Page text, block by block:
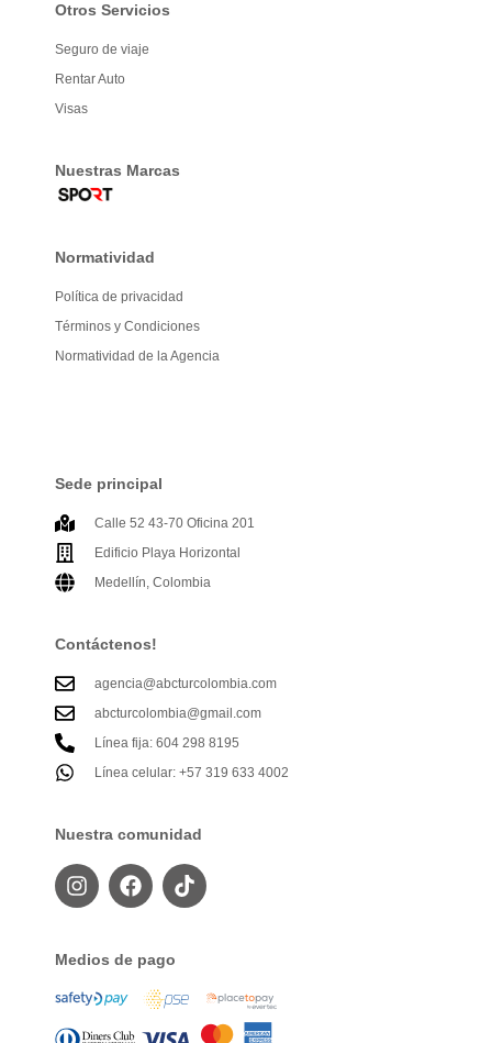
Otros Servicios
Seguro de viaje
Rentar Auto
Visas
Nuestras Marcas
Normatividad
Política de privacidad
Términos y Condiciones
Normatividad de la Agencia
Sede principal
Calle 52 43-70 Oficina 201
Edificio Playa Horizontal
Medellín, Colombia
Contáctenos!
agencia@abcturcolombia.com
abcturcolombia@gmail.com
Línea fija: 604 298 8195
Línea celular: +57 319 633 4002
Nuestra comunidad
Medios de pago